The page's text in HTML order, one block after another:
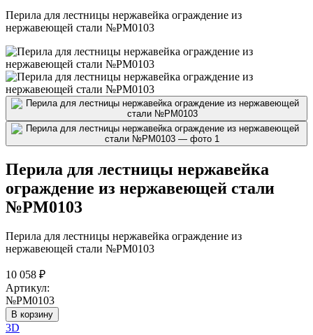
Перила для лестницы нержавейка ограждение из
нержавеющей стали №PM0103
Перила для лестницы нержавейка
ограждение из нержавеющей стали
№PM0103
Перила для лестницы нержавейка ограждение из
нержавеющей стали №PM0103
10 058 ₽
Артикул:
№PM0103
В корзину
3D